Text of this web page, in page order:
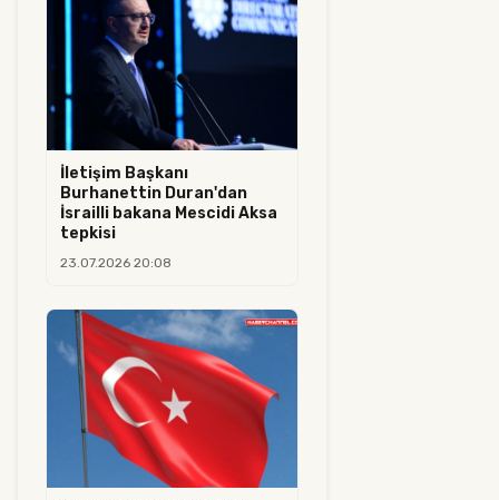
İletişim Başkanı
Burhanettin Duran'dan
İsrailli bakana Mescidi Aksa
tepkisi
23.07.2026 20:08